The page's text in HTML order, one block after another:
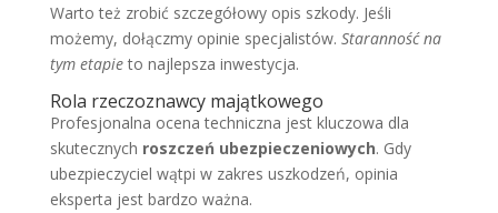
Warto też zrobić szczegółowy opis szkody. Jeśli
możemy, dołączmy opinie specjalistów. Staranność na
tym etapieto najlepsza inwestycja.
Rola rzeczoznawcy majątkowego
Profesjonalna ocena techniczna jest kluczowa dla
skutecznych roszczeń ubezpieczeniowych. Gdy
ubezpieczyciel wątpi w zakres uszkodzeń, opinia
eksperta jest bardzo ważna.